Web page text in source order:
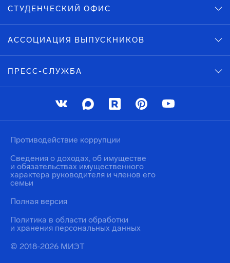
СТУДЕНЧЕСКИЙ ОФИС
АССОЦИАЦИЯ ВЫПУСКНИКОВ
ПРЕСС-СЛУЖБА
© 2018-2026 МИЭТ
Политика в области обработки
и хранения персональных данных
Противодействие коррупции
Сведения о доходах, об имуществе
и обязательствах имущественного
характера руководителя и членов его
семьи
Полная версия